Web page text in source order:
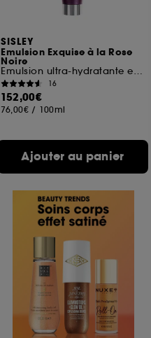
SISLEY
Emulsion Exquise à la Rose
Noire
Emulsion ultra-hydratante et sublimatrice
16
152,00€
76,00€ / 100ml
Ajouter au panier